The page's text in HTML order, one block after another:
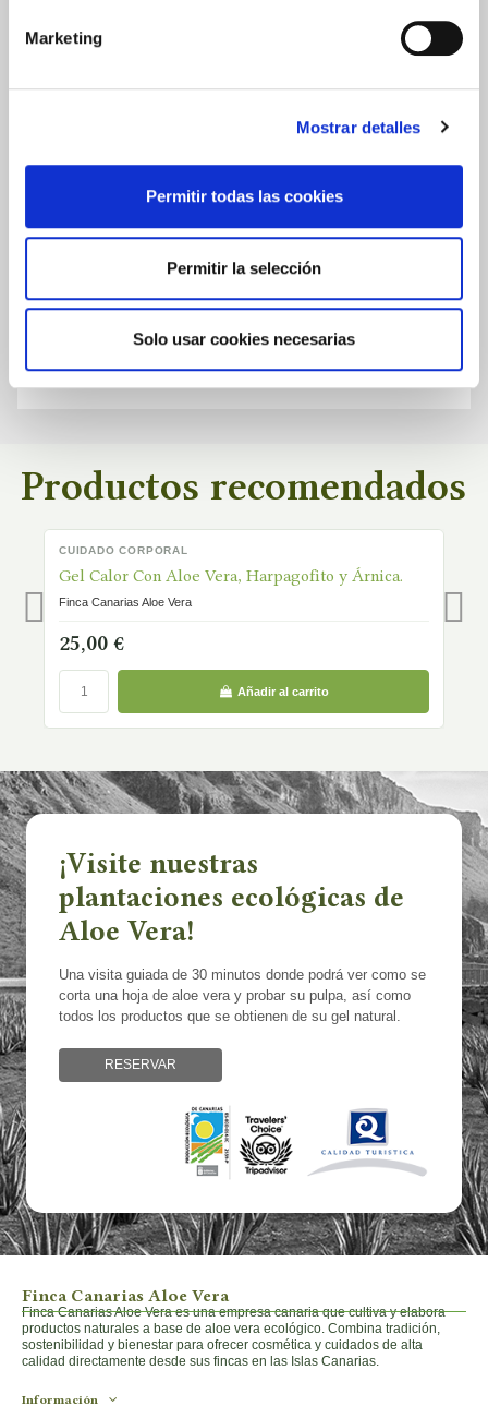
Marketing
Mostrar detalles
Permitir todas las cookies
Permitir la selección
Solo usar cookies necesarias
Escribir una reseña
0.0
★★★★★
Basado en 0Opiniones
Todavía no hay reseñas publicadas para este producto.
Productos recomendados
CUIDADO CORPORAL
Gel Calor Con Aloe Vera, Harpagofito y Árnica.
Finca Canarias Aloe Vera
25,00 €
Añadir al carrito
¡Visite nuestras
plantaciones ecológicas de
Aloe Vera!
Una visita guiada de 30 minutos donde podrá ver como se
corta una hoja de aloe vera y probar su pulpa, así como
todos los productos que se obtienen de su gel natural.
RESERVAR
Finca Canarias Aloe Vera
Finca Canarias Aloe Vera es una empresa canaria que cultiva y elabora
productos naturales a base de aloe vera ecológico. Combina tradición,
sostenibilidad y bienestar para ofrecer cosmética y cuidados de alta
calidad directamente desde sus fincas en las Islas Canarias.
Información